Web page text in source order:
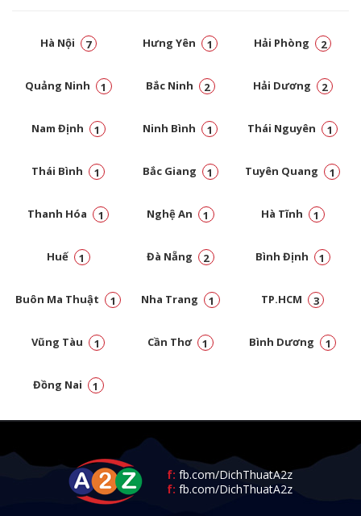
Hà Nội 7 Hưng Yên 1 Hải Phòng 2
Quảng Ninh 1 Bắc Ninh 2 Hải Dương 2
Nam Định 1 Ninh Bình 1 Thái Nguyên 1
Thái Bình 1 Bắc Giang 1 Tuyên Quang 1
Thanh Hóa 1 Nghệ An 1 Hà Tĩnh 1
Huế 1 Đà Nẵng 2 Bình Định 1
Buôn Ma Thuật 1 Nha Trang 1 TP.HCM 3
Vũng Tàu 1 Cần Thơ 1 Bình Dương 1
Đồng Nai 1
f: fb.com/DichThuatA2z
f: fb.com/DichThuatA2z